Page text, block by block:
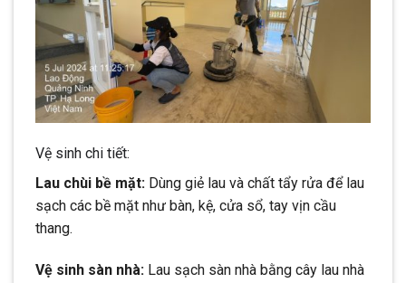
Vệ sinh chi tiết:
Lau chùi bề mặt: Dùng giẻ lau và chất tẩy rửa để lau
sạch các bề mặt như bàn, kệ, cửa sổ, tay vịn cầu
thang.
Vệ sinh sàn nhà: Lau sạch sàn nhà bằng cây lau nhà